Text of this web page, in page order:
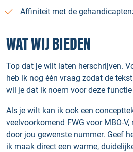
Affiniteit met de
WAT WIJ BIEDEN
Top dat je wilt laten herschrijven.
heb ik nog één vraag zodat de
wil je dat ik noem voor deze
Als je wilt kan ik ook een
veelvoorkomend FWG voor MBO-
door jou gewenste nummer. Geef
ik maak direct een warme,